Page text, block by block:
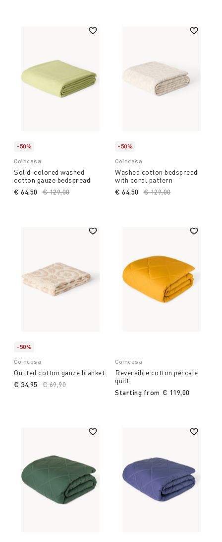
-50%
Coincasa
Solid-colored washed
cotton gauze bedspread
Price reduced from
€ 129,00to
€ 64,50
-50%
Coincasa
Washed cotton bedspread
with coral pattern
Price reduced from
€ 129,00to
€ 64,50
-50%
Coincasa
Quilted cotton gauze blanket
Price reduced from
€ 69,90
€ 34,95
Coincasa
Reversible cotton percale
quilt
Starting from € 119,00